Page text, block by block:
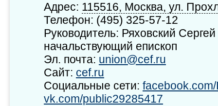
Адрес: 115516, Москва, ул.
Телефон: (495) 325-57-12
Руководитель: Ряховский
начальствующий епископ
Эл. почта: union@cef.ru
Сайт: cef.ru
Социальные сети:
vk.com/public29285417